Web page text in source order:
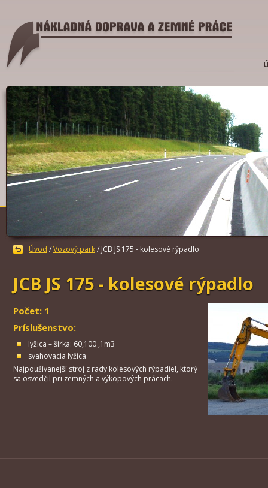
Úvod /Vozový park/ JCB JS 175 - kolesové rýpadlo
JCB JS 175 - kolesové rýpadlo
Počet: 1
Príslušenstvo:
lyžica – šírka: 60,100 ,1m3
svahovacia lyžica
Najpoužívanejší stroj z rady kolesových rýpadiel, ktorý
sa osvedčil pri zemných a výkopových prácach.